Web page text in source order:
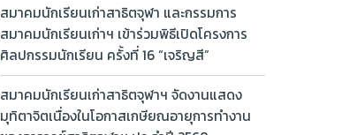
สมาคมนักเรียนเก่าสาธิตจุฬา และกรรมการ
สมาคมนักเรียนเก่าฯ เข้าร่วมพิธีเปิดโครงการ
ศิลปกรรมนักเรียน ครั้งที่ 16 “เจริญสี”
สมาคมนักเรียนเก่าสาธิตจุฬาฯ จัดงานแสดง
มุทิตาจิตเนื่องในโอกาสเกษียณอายุการทำงาน